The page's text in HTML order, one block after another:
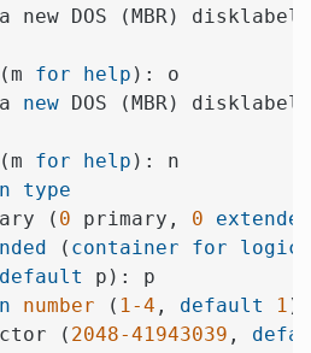
new DOS (MBR) disklabel
for help ): o
new DOS (MBR) disklabel
for help
type
( 0 primary, 0
extended
( container for
default
number ( 1-4 , default
1
( 2048-41943039 ,